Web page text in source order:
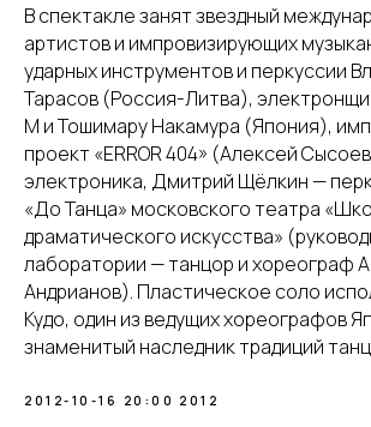
В спектакле занят звездный
артистов и импровизирующих
ударных инструментов и перкуссии
Тарасов (Россия-Литва),
М и Тошимару Накамура (Япония),
проект «ERROR 404» (Алексей
электроника, Дмитрий Щёлкин —
«До Танца» московского театра
драматического искусства»
лаборатории — танцор и хореограф
Андрианов). Пластическое соло
Кудо, один из ведущих хореографов
знаменитый наследник традиций
2012-10-16 20:00 2012